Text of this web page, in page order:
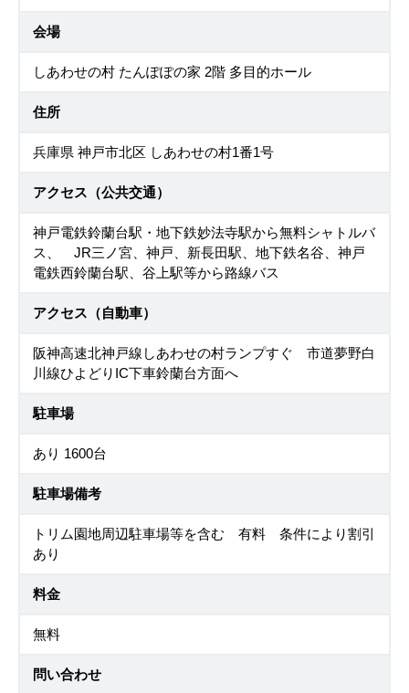
会場
しあわせの村 たんぽぽの家 2階 多目的ホール
住所
兵庫県 神戸市北区 しあわせの村1番1号
アクセス（公共交通）
神戸電鉄鈴蘭台駅・地下鉄妙法寺駅から無料シャトルバ
ス、 JR三ノ宮、神戸、新長田駅、地下鉄名谷、神戸
電鉄西鈴蘭台駅、谷上駅等から路線バス
アクセス（自動車）
阪神高速北神戸線しあわせの村ランプすぐ 市道夢野白
川線ひよどりIC下車鈴蘭台方面へ
駐車場
あり 1600台
駐車場備考
トリム園地周辺駐車場等を含む 有料 条件により割引
あり
料金
無料
問い合わせ